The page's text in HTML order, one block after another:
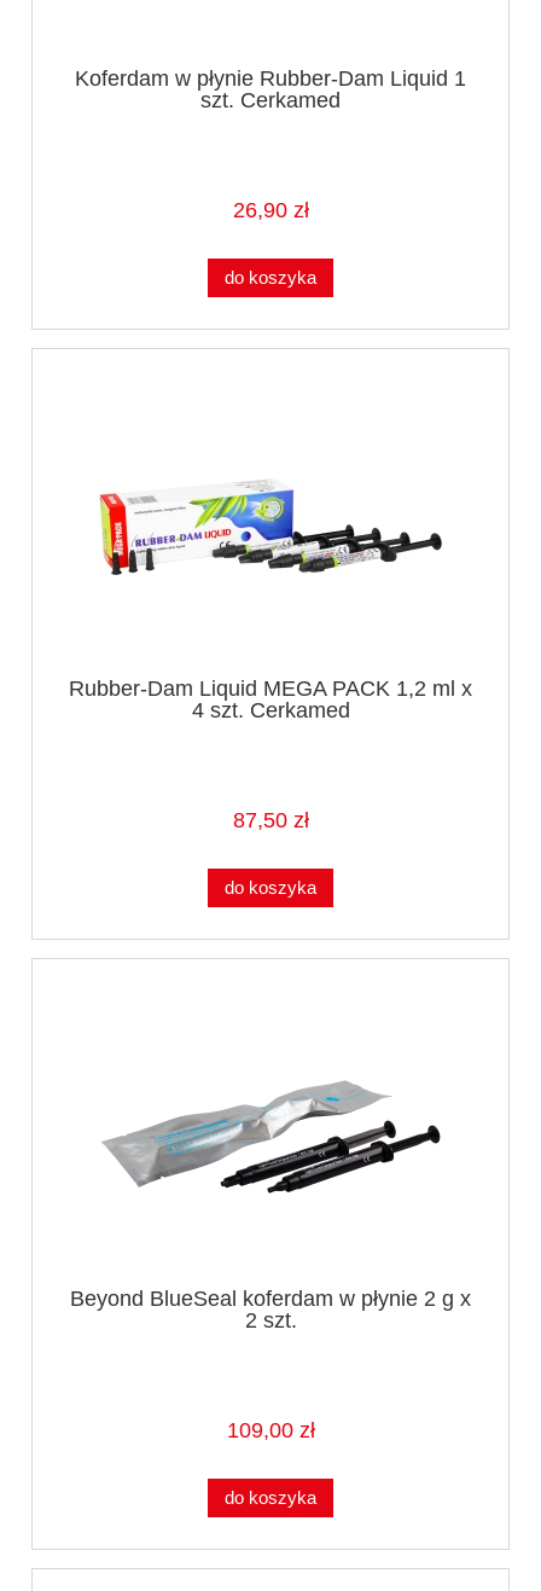
Koferdam w płynie Rubber-Dam Liquid 1
szt. Cerkamed
26,90 zł
do koszyka
Rubber-Dam Liquid MEGA PACK 1,2 ml x
4 szt. Cerkamed
87,50 zł
do koszyka
Beyond BlueSeal koferdam w płynie 2 g x
2 szt.
109,00 zł
do koszyka